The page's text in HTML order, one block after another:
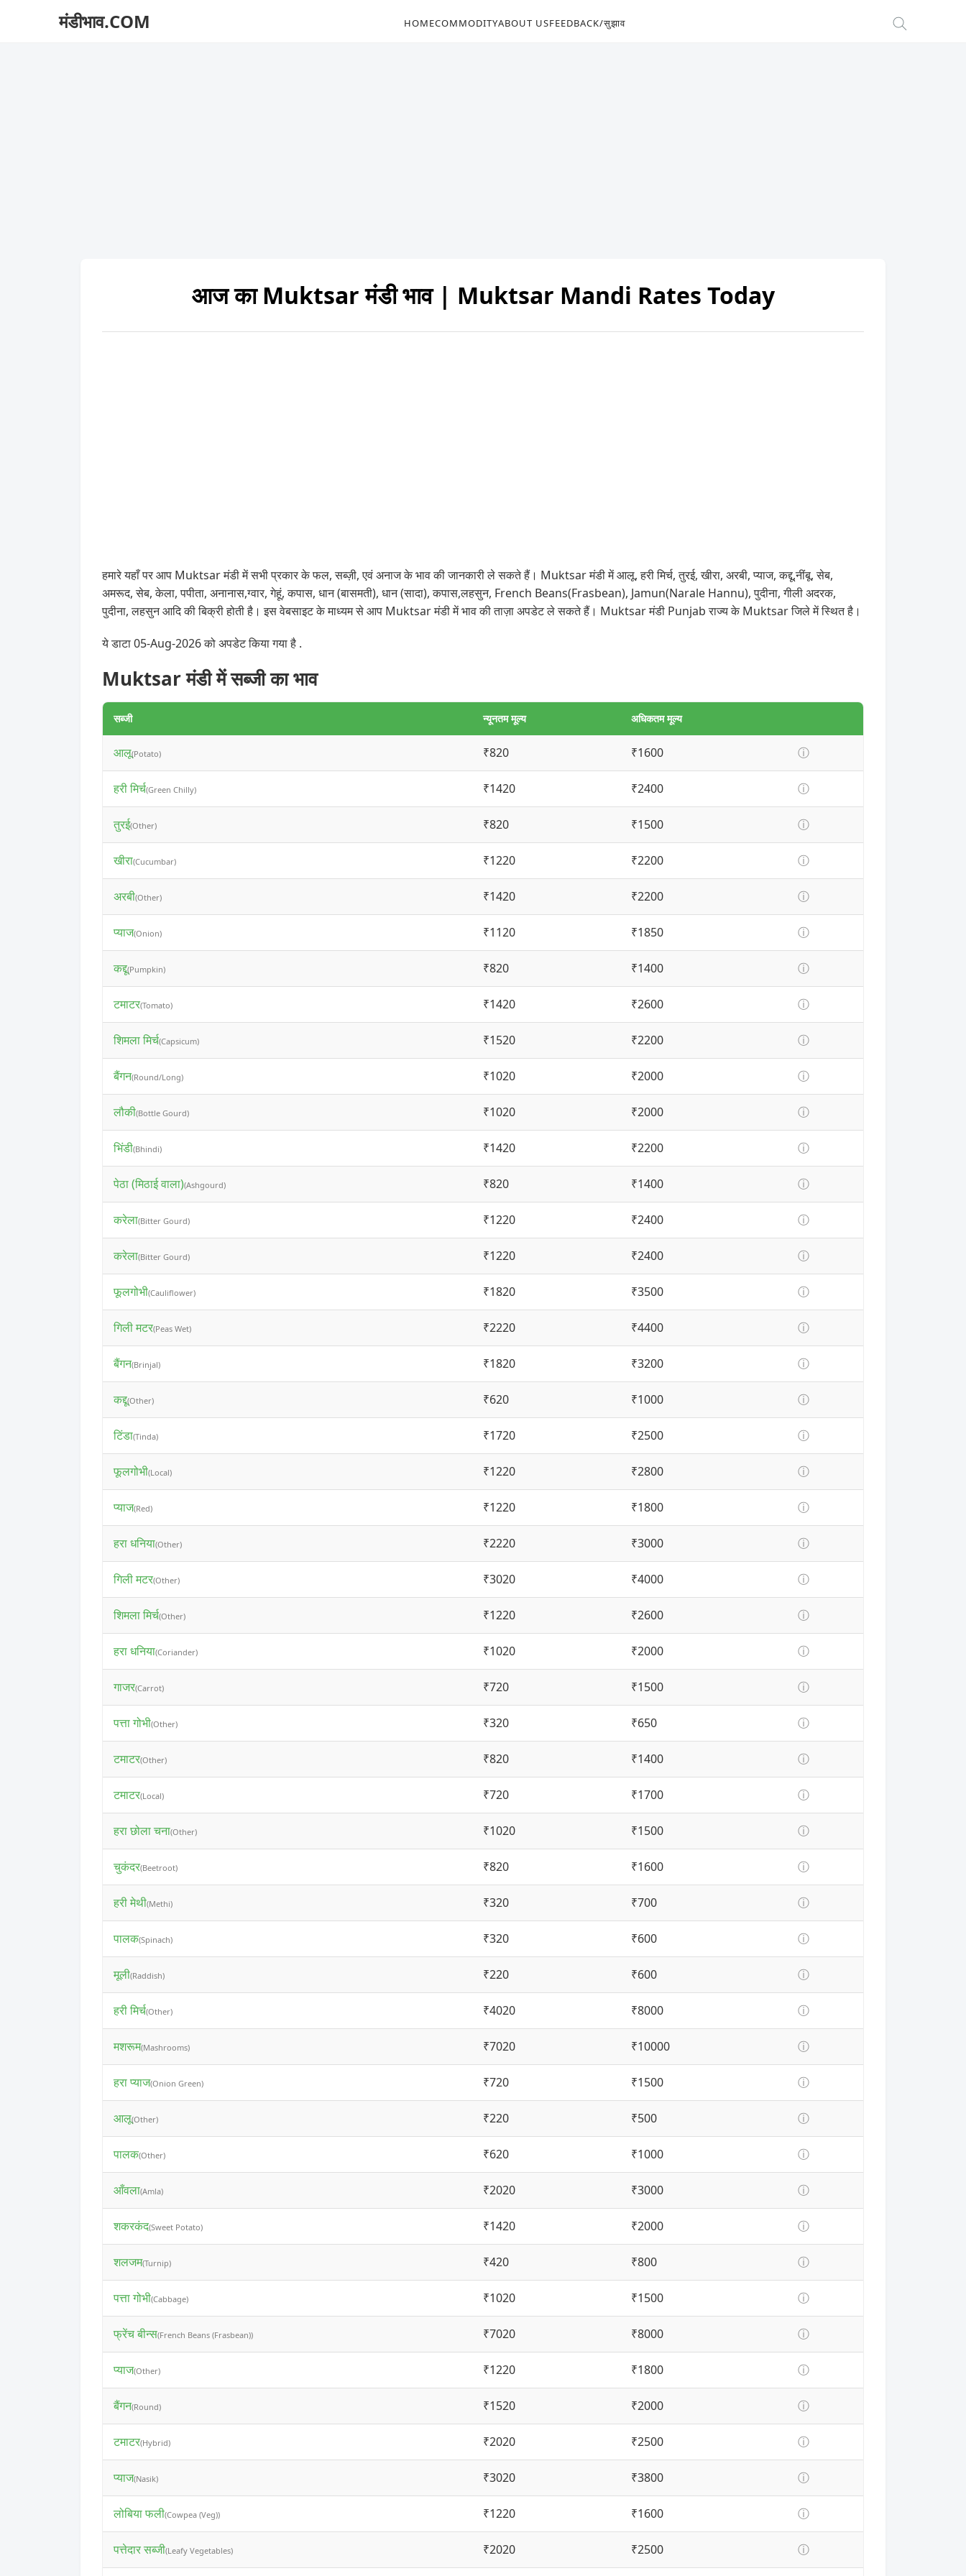
मंडीभाव.COM HOMECOMMODITYABOUT USFEEDBACK/सुझाव
आज का Muktsar मंडी भाव | Muktsar Mandi Rates Today
हमारे यहाँ पर आप Muktsar मंडी में सभी प्रकार के फल, सब्ज़ी, एवं अनाज के भाव की जानकारी ले सकते हैं। Muktsar मंडी में आलू, हरी मिर्च, तुरई, खीरा, अरबी, प्याज, कद्दू,नींबू, सेब,
अमरूद, सेब, केला, पपीता, अनानास,ग्वार, गेहूं, कपास, धान (बासमती), धान (सादा), कपास,लहसुन, French Beans(Frasbean), Jamun(Narale Hannu), पुदीना, गीली अदरक,
पुदीना, लहसुन आदि की बिक्री होती है। इस वेबसाइट के माध्यम से आप Muktsar मंडी में भाव की ताज़ा अपडेट ले सकते हैं। Muktsar मंडी Punjab राज्य के Muktsar जिले में स्थित है।
ये डाटा 05-Aug-2026 को अपडेट किया गया है .
Muktsar मंडी में सब्जी का भाव
सब्जी न्यूनतम मूल्य अधिकतम मूल्य
आलू(Potato) ₹820 ₹1600 ⓘ
हरी मिर्च(Green Chilly) ₹1420 ₹2400 ⓘ
तुरई(Other) ₹820 ₹1500 ⓘ
खीरा(Cucumbar) ₹1220 ₹2200 ⓘ
अरबी(Other) ₹1420 ₹2200 ⓘ
प्याज(Onion) ₹1120 ₹1850 ⓘ
कद्दू(Pumpkin) ₹820 ₹1400 ⓘ
टमाटर(Tomato) ₹1420 ₹2600 ⓘ
शिमला मिर्च(Capsicum) ₹1520 ₹2200 ⓘ
बैंगन(Round/Long) ₹1020 ₹2000 ⓘ
लौकी(Bottle Gourd) ₹1020 ₹2000 ⓘ
भिंडी(Bhindi) ₹1420 ₹2200 ⓘ
पेठा (मिठाई वाला)(Ashgourd) ₹820 ₹1400 ⓘ
करेला(Bitter Gourd) ₹1220 ₹2400 ⓘ
करेला(Bitter Gourd) ₹1220 ₹2400 ⓘ
फूलगोभी(Cauliflower) ₹1820 ₹3500 ⓘ
गिली मटर(Peas Wet) ₹2220 ₹4400 ⓘ
बैंगन(Brinjal) ₹1820 ₹3200 ⓘ
कद्दू(Other) ₹620 ₹1000 ⓘ
टिंडा(Tinda) ₹1720 ₹2500 ⓘ
फूलगोभी(Local) ₹1220 ₹2800 ⓘ
प्याज(Red) ₹1220 ₹1800 ⓘ
हरा धनिया(Other) ₹2220 ₹3000 ⓘ
गिली मटर(Other) ₹3020 ₹4000 ⓘ
शिमला मिर्च(Other) ₹1220 ₹2600 ⓘ
हरा धनिया(Coriander) ₹1020 ₹2000 ⓘ
गाजर(Carrot) ₹720 ₹1500 ⓘ
पत्ता गोभी(Other) ₹320 ₹650 ⓘ
टमाटर(Other) ₹820 ₹1400 ⓘ
टमाटर(Local) ₹720 ₹1700 ⓘ
हरा छोला चना(Other) ₹1020 ₹1500 ⓘ
चुकंदर(Beetroot) ₹820 ₹1600 ⓘ
हरी मेथी(Methi) ₹320 ₹700 ⓘ
पालक(Spinach) ₹320 ₹600 ⓘ
मूली(Raddish) ₹220 ₹600 ⓘ
हरी मिर्च(Other) ₹4020 ₹8000 ⓘ
मशरूम(Mashrooms) ₹7020 ₹10000 ⓘ
हरा प्याज(Onion Green) ₹720 ₹1500 ⓘ
आलू(Other) ₹220 ₹500 ⓘ
पालक(Other) ₹620 ₹1000 ⓘ
आँवला(Amla) ₹2020 ₹3000 ⓘ
शकरकंद(Sweet Potato) ₹1420 ₹2000 ⓘ
शलजम(Turnip) ₹420 ₹800 ⓘ
पत्ता गोभी(Cabbage) ₹1020 ₹1500 ⓘ
फ्रेंच बीन्स(French Beans (Frasbean)) ₹7020 ₹8000 ⓘ
प्याज(Other) ₹1220 ₹1800 ⓘ
बैंगन(Round) ₹1520 ₹2000 ⓘ
टमाटर(Hybrid) ₹2020 ₹2500 ⓘ
प्याज(Nasik) ₹3020 ₹3800 ⓘ
लोबिया फली(Cowpea (Veg)) ₹1220 ₹1600 ⓘ
पत्तेदार सब्जी(Leafy Vegetables) ₹2020 ₹2500 ⓘ